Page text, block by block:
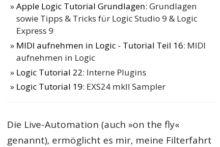
Apple Logic Tutorial Grundlagen: Grundlagen
sowie Tipps & Tricks für Logic Studio 9 & Logic
Express 9
MIDI aufnehmen in Logic - Tutorial Teil 16: MIDI
aufnehmen in Logic
Logic Tutorial 22: Interne Plugins
Logic Tutorial 19: EXS24 mkII Sampler
Die Live-Automation (auch »on the fly«
genannt), ermöglicht es mir, meine Filterfahrt